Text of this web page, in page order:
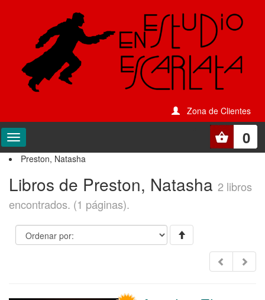
Zona de Clientes
0
Preston, Natasha
Libros de Preston, Natasha 2 libros
encontrados. (1 páginas).